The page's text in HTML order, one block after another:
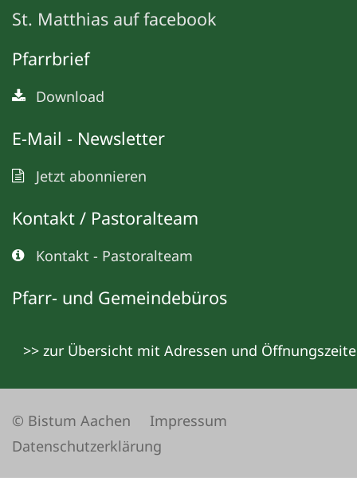
St. Matthias auf facebook
Pfarrbrief
Download
E-Mail - Newsletter
Jetzt abonnieren
Kontakt / Pastoralteam
Kontakt - Pastoralteam
Pfarr- und Gemeindebüros
>> zur Übersicht mit Adressen und
© Bistum Aachen
Impressum
Datenschutzerklärung